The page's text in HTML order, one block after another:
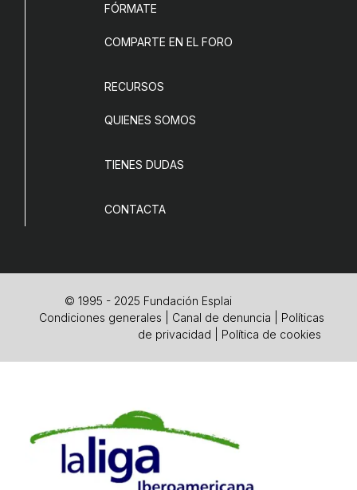
FÓRMATE
COMPARTE EN EL FORO
RECURSOS
QUIENES SOMOS
TIENES DUDAS
CONTACTA
© 1995 - 2025 Fundación Esplai
Condiciones generales
Canal de denuncia
Políticas
de privacidad
Política de cookies